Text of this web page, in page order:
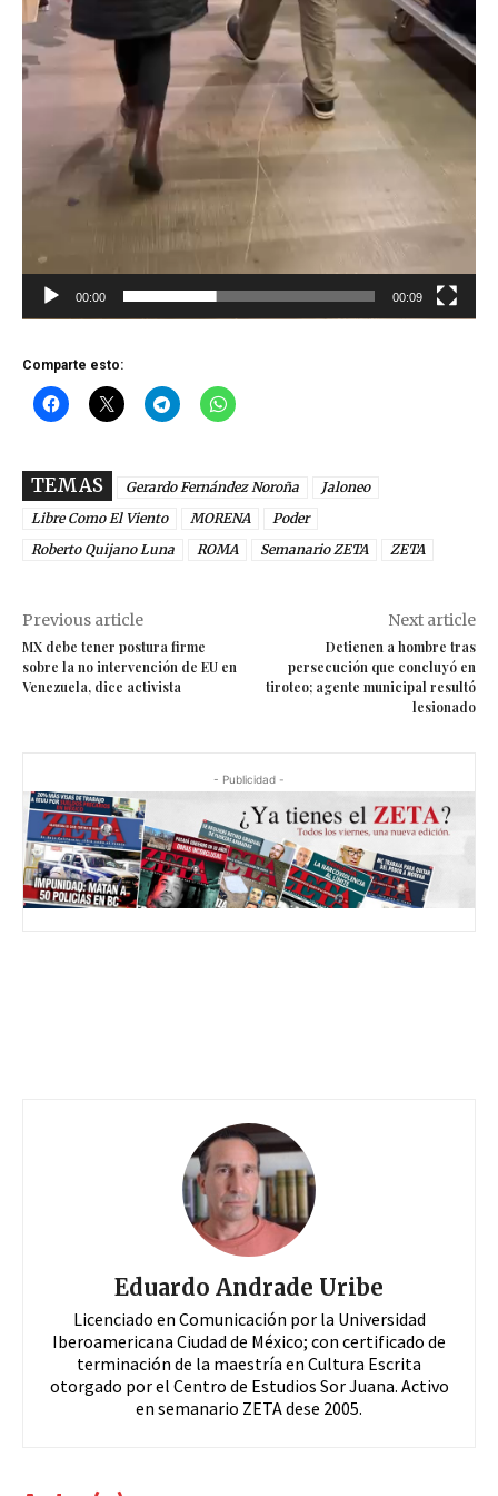
e
o
00:00 00:09
Comparte esto:
TEMAS Gerardo Fernández Noroña
Jaloneo
Libre Como El Viento
MORENA
Poder
Roberto Quijano Luna
ROMA Semanario ZETA ZETA
Previous article
MX debe tener postura firme
sobre la no intervención de EU en
Venezuela, dice activista
Next article
Detienen a hombre tras
persecución que concluyó en
tiroteo; agente municipal resultó
lesionado
- Publicidad -
Eduardo Andrade Uribe
Licenciado en Comunicación por la Universidad
Iberoamericana Ciudad de México; con certificado de
terminación de la maestría en Cultura Escrita
otorgado por el Centro de Estudios Sor Juana. Activo
en semanario ZETA dese 2005.